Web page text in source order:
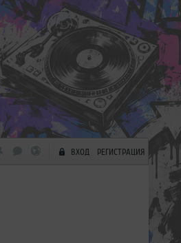
ВХОД РЕГИСТРАЦИЯ